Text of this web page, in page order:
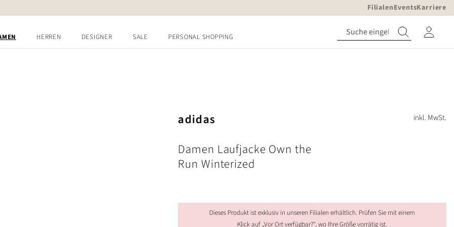
FilialenEventsKarriere
HERREN DESIGNER SALE PERSONAL SHOPPING
adidas
Damen Laufjacke Own the
Run Winterized
inkl. MwSt.
Dieses Produkt ist exklusiv in unseren Filialen erhältlich. Prüfen Sie mit einem
Klick auf „Vor Ort verfügbar?", wo Ihre Größe vorrätig ist.